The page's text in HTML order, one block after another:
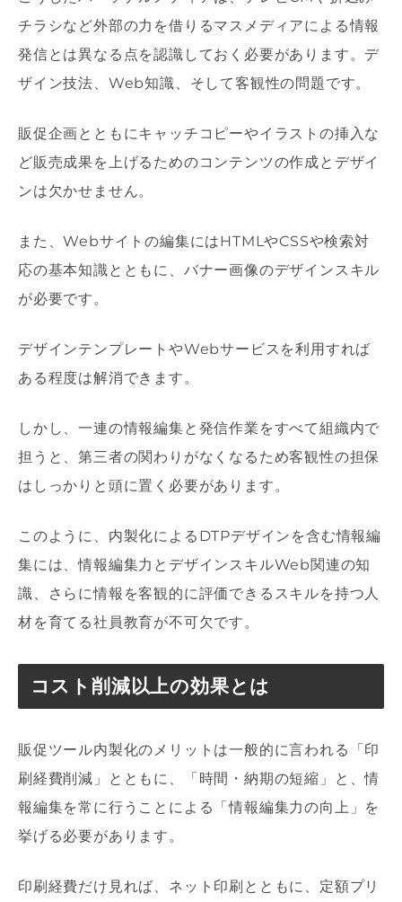
チラシなど外部の力を借りるマスメディアによる情報
発信とは異なる点を認識しておく必要があります。デ
ザイン技法、Web知識、そして客観性の問題です。
販促企画とともにキャッチコピーやイラストの挿入な
ど販売成果を上げるためのコンテンツの作成とデザイ
ンは欠かせません。
また、Webサイトの編集にはHTMLやCSSや検索対
応の基本知識とともに、バナー画像のデザインスキル
が必要です。
デザインテンプレートやWebサービスを利用すれば
ある程度は解消できます。
しかし、一連の情報編集と発信作業をすべて組織内で
担うと、第三者の関わりがなくなるため客観性の担保
はしっかりと頭に置く必要があります。
このように、内製化によるDTPデザインを含む情報編
集には、情報編集力とデザインスキルWeb関連の知
識、さらに情報を客観的に評価できるスキルを持つ人
材を育てる社員教育が不可欠です。
コスト削減以上の効果とは
販促ツール内製化のメリットは一般的に言われる「印
刷経費削減」とともに、「時間・納期の短縮」と、情
報編集を常に行うことによる「情報編集力の向上」を
挙げる必要があります。
印刷経費だけ見れば、ネット印刷とともに、定額プリ